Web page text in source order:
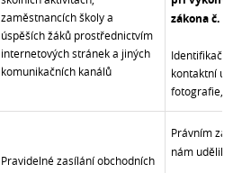
zaměstnancích školy a
úspěších žáků prostřednictvím
internetových stránek a jiných
komunikačních kanálů
zákona č.
Identifikační
kontaktní
fotografie,
Pravidelné zasílání obchodních
Právním
nám udělili